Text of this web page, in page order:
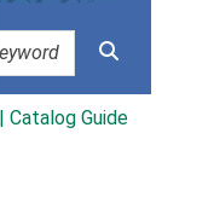
Catalog Guide